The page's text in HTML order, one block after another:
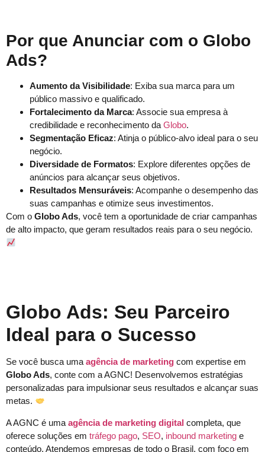
Por que Anunciar com o Globo
Ads?
Aumento da Visibilidade: Exiba sua marca para um
público massivo e qualificado.
Fortalecimento da Marca: Associe sua empresa à
credibilidade e reconhecimento da Globo.
Segmentação Eficaz: Atinja o público-alvo ideal para o seu
negócio.
Diversidade de Formatos: Explore diferentes opções de
anúncios para alcançar seus objetivos.
Resultados Mensuráveis: Acompanhe o desempenho das
suas campanhas e otimize seus investimentos.
Com o Globo Ads, você tem a oportunidade de criar campanhas
de alto impacto, que geram resultados reais para o seu negócio.
Globo Ads: Seu Parceiro
Ideal para o Sucesso
Se você busca uma agência de marketing com expertise em
Globo Ads, conte com a AGNC! Desenvolvemos estratégias
personalizadas para impulsionar seus resultados e alcançar suas
metas.
A AGNC é uma agência de marketing digital completa, que
oferece soluções em tráfego pago, SEO, inbound marketing e
conteúdo. Atendemos empresas de todo o Brasil, com foco em